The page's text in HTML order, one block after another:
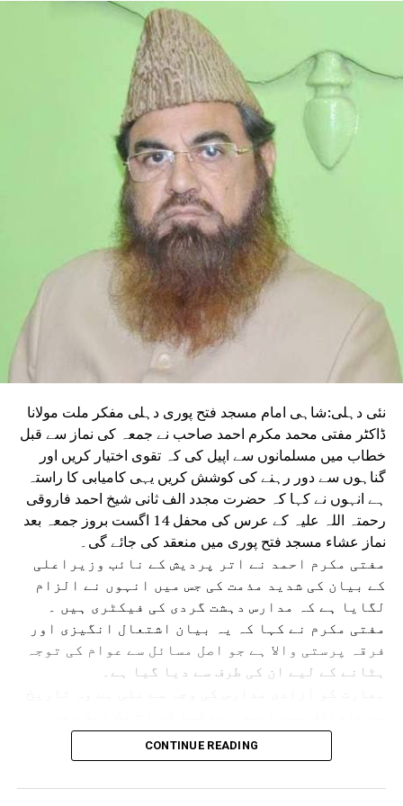
کے آس پاس رہ سکتا ہے۔ منگل کو بھی موسم معمول سے
زیادہ گرم رہنے کی توقع ہے۔
ہوا کی کم رفتار کی وجہ سے اتوار کو دہلی کی ہوا کا معیار
انتہائی خراب زمرے میں رہا۔ دہلی کے بیشتر مانیٹرنگ
اسٹیشنوں پر ہوا کے معیار کا انڈیکس 300 سے اوپر رہا۔ ہوا
کی کم رفتار کی وجہ سے اتوار کو ہوا کے معیار کے انڈیکس میں
تیزی سے اضافہ ہوا۔ سی پی سی بی کے مطابق، اتوار کو دہلی
کا اوسط ایئر کوالٹی انڈیکس 368 پوائنٹس پر رہا۔ ہوا
کی اس سطح کو انتہائی ناقص زمرے میں رکھا گیا ہے۔
اندر انڈیکس میں 113 پوائنٹس کا اضافہ ہوا ہے۔
RELATED TOPICS:
UP
والے بنیادی سہولت سے ہو رہے ہیں محروم :
مالیوال
دہلی میں غیر قانونی طور پر مقیم بنگلہ دیشی ٹرانس
جینڈر اور خاتون گرفتار
نئی دہلی:شاہی امام مسجد فتح پوری دہلی مفکر ملت مولانا
ڈاکٹر مفتی محمد مکرم احمد صاحب نے جمعہ کی نماز سے قبل
خطاب میں مسلمانوں سے اپیل کی کہ تقوی اختیار کریں اور
گناہوں سے دور رہنے کی کوشش کریں یہی کامیابی کا راستہ
ہے انہوں نے کہا کہ حضرت مجدد الف ثانی شیخ احمد فاروقی
رحمتہ اللہ علیہ کے عرس کی محفل 14 اگست بروز جمعہ بعد
نماز عشاء مسجد فتح پوری میں منعقد کی جائے گی۔
مفتی مکرم احمد نے اتر پردیش کے نائب وزیراعلی
کے بیان کی شدید مذمت کی جس میں انہوں نے الزام
لگایا ہے کہ مدارس دہشت گردی کی فیکٹری ہیں ۔
مفتی مکرم نے کہا کہ یہ بیان اشتعال انگیزی اور
فرقہ پرستی والا ہے جو اصل مسائل سے عوام کی توجہ
ہٹانے کے لیے ان کی طرف سے دیا گیا ہے۔
مدرسہ میں دہشت گردی کا ثبوت نہیں ملا ہے بہت عرصے
سے مدارس پر یہ الزام لگایا جاتا رہا ہے جس کا
CONTINUE READING